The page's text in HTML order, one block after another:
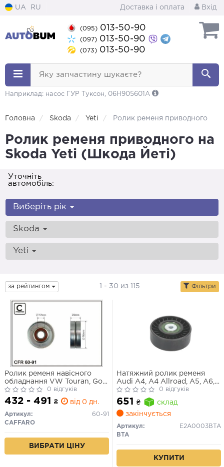
UA RU Доставка і оплата Вхід
(095) 013-50-90
(097) 013-50-90
(073) 013-50-90
Яку запчастину шукаєте?
Наприклад: насос ГУР Туксон, 06H905601A
Головна Skoda Yeti Ролик ременя приводного
Ролик ременя приводного на
Skoda Yeti (Шкода Йеті)
Уточніть
автомобіль:
Виберіть рік
Skoda
Yeti
за рейтингом 1 - 30 из 115 Фільтри
Ролик ременя навісного
обладнання VW Touran, Golf
V, Passat B6
0 відгуків
432 - 491 ₴ від 0 дн.
Артикул:
60-91
CAFFARO
ВИБРАТИ ЦІНУ
Натяжний ролик ременя
Audi A4, A4 Allroad, A5, A6,
A6 Allroad, A8, Q5, Q7
Volkswagen Phaeton, Touareg
2.7–3.0
0 відгуків
651 ₴
склад
закінчується
Артикул:
E2A0003BTA
BTA
КУПИТИ